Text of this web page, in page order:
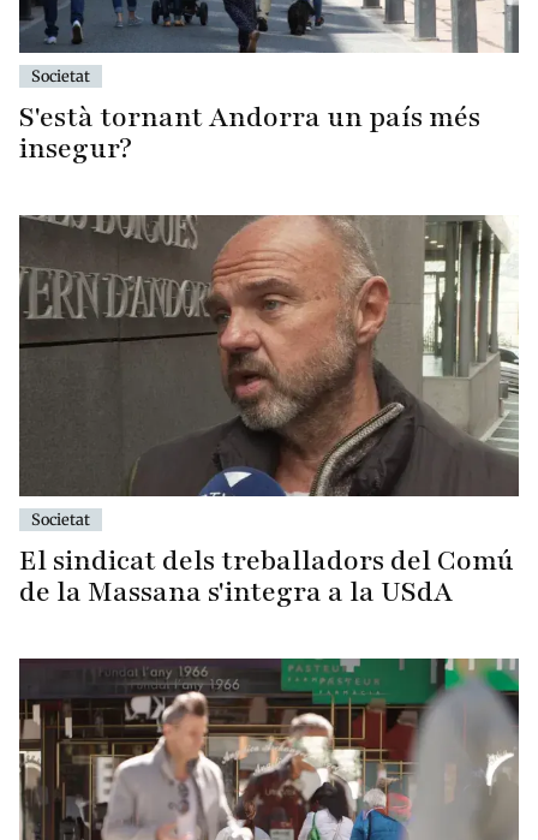
Societat
S'està tornant Andorra un país més
insegur?
Societat
El sindicat dels treballadors del Comú
de la Massana s'integra a la USdA